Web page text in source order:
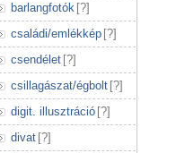
barlangfotók [?]
családi/emlékkép [?]
csendélet [?]
csillagászat/égbolt [?]
digit. illusztráció [?]
divat [?]